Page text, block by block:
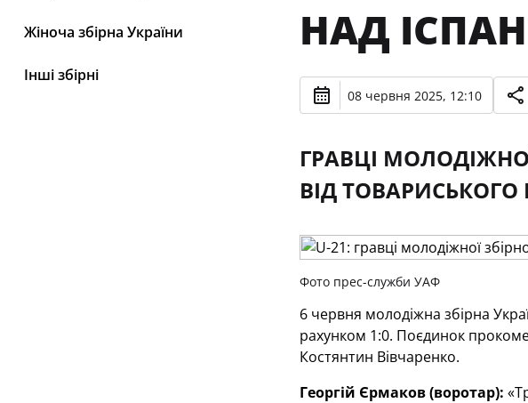
Жіноча збірна України
Інші збірні
НАД
08 червня 2025, 12:10
ГРАВЦІ
ВІД
Фото прес-служби УАФ
6 червня молодіжна збірна
рахунком 1:0. Поєдинок
Костянтин Вівчаренко.
Георгій Єрмаков (воротар):